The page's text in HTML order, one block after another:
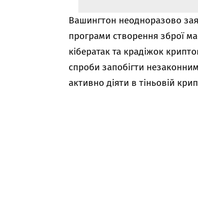
Вашингтон неодноразово
програми створення зброї
кібератак та крадіжок
спроби запобігти
активно діяти в тіньовій